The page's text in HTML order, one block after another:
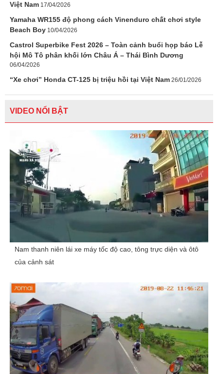
Việt Nam 17/04/2026
Yamaha WR155 độ phong cách Vinenduro chất chơi style
Beach Boy 10/04/2026
Castrol Superbike Fest 2026 – Toàn cảnh buổi họp báo Lễ
hội Mô Tô phân khối lớn Châu Á – Thái Bình Dương
06/04/2026
“Xe chơi” Honda CT-125 bị triệu hồi tại Việt Nam 26/01/2026
VIDEO NỔI BẬT
Nam thanh niên lái xe máy tốc độ cao, tông trực diện và ôtô
của cảnh sát